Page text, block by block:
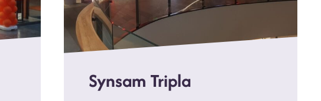
Synsam Tripla